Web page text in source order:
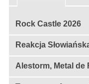
Rock Castle 2026
Reakcja
Alestorm, Metal de